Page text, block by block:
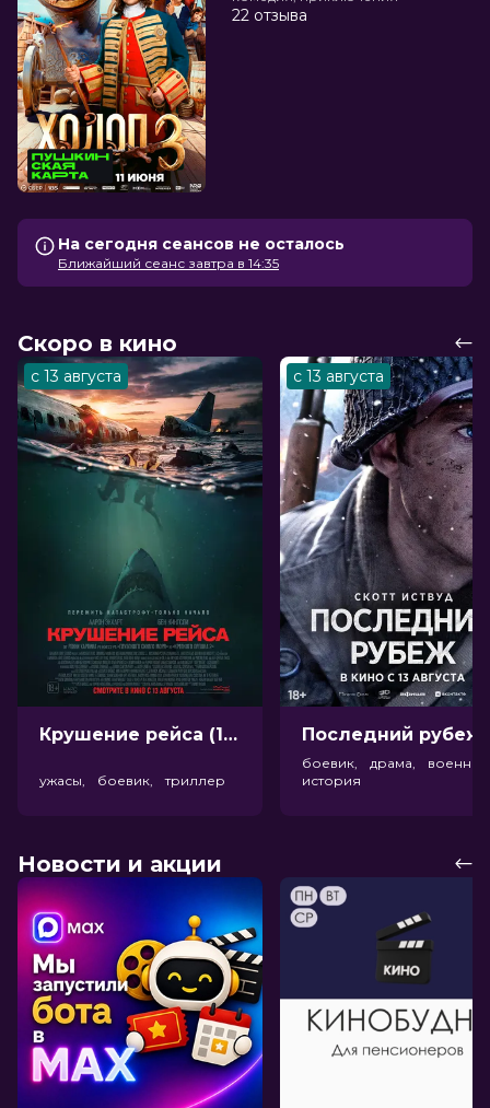
22 отзыва
На сегодня сеансов не осталось
Ближайший сеанс завтра в 14:35
Скоро в кино
с 13 августа
Крушение рейса (18+)
ужасы, боевик, триллер
с 13 августа
боевик, драма,
история
Новости и акции